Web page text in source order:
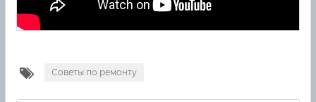
Советы по ремонту